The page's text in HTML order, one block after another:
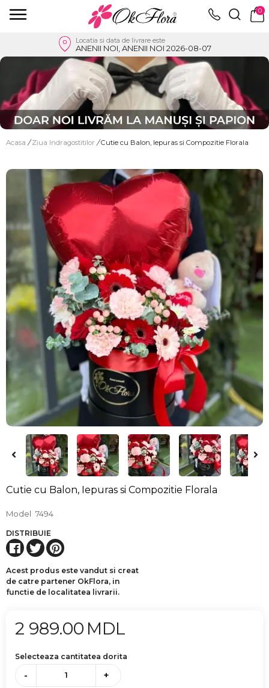
0
Locatia si data de livrare este
ANENII NOI, ANENII NOI 2026-08-07
Acasa / Ziua Indragostitilor / Cutie cu Balon, Iepuras si Compozitie Florala
Cutie cu Balon, Iepuras si Compozitie Florala
Model 7494
DISTRIBUIE
Acest produs este vandut si creat
de catre partener OkFlora, in
functie de localitatea livrarii.
2 989.00 MDL
Selecteaza cantitatea dorita
- +